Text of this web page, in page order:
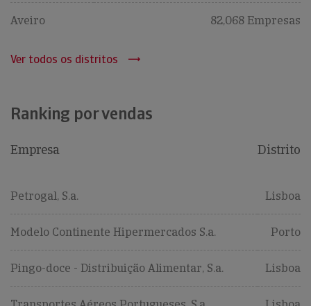
Aveiro 82,068 Empresas
Ver todos os distritos
Ranking por vendas
Empresa Distrito
Petrogal, S.a. Lisboa
Modelo Continente Hipermercados S.a. Porto
Pingo-doce - Distribuição Alimentar, S.a. Lisboa